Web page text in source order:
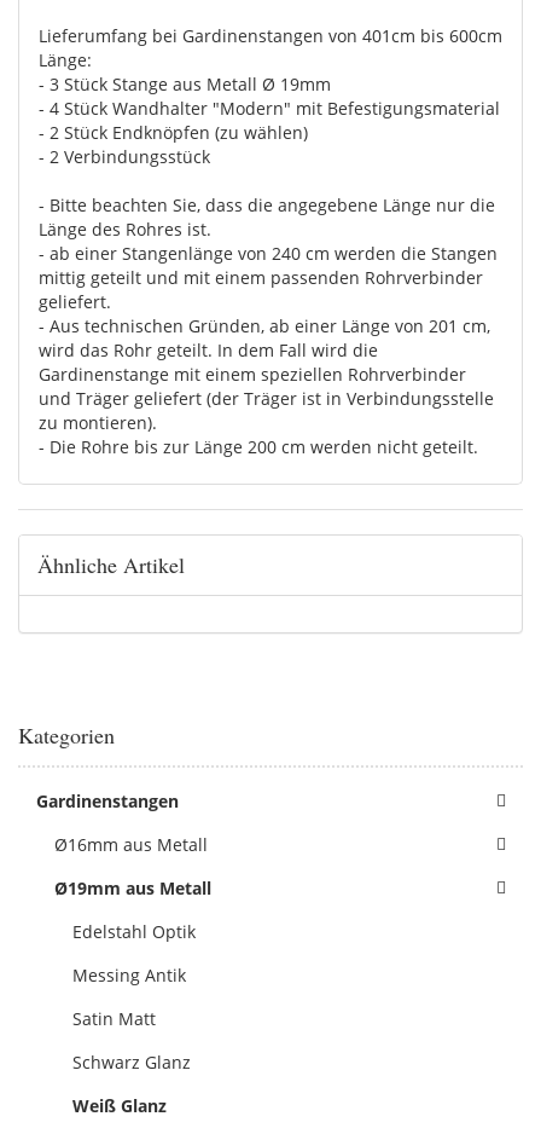
Lieferumfang bei Gardinenstangen von 401cm bis 600cm
Länge:
- 3 Stück Stange aus Metall Ø 19mm
- 4 Stück Wandhalter "Modern" mit Befestigungsmaterial
- 2 Stück Endknöpfen (zu wählen)
- 2 Verbindungsstück
- Bitte beachten Sie, dass die angegebene Länge nur die
Länge des Rohres ist.
- ab einer Stangenlänge von 240 cm werden die Stangen
mittig geteilt und mit einem passenden Rohrverbinder
geliefert.
- Aus technischen Gründen, ab einer Länge von 201 cm,
wird das Rohr geteilt. In dem Fall wird die
Gardinenstange mit einem speziellen Rohrverbinder
und Träger geliefert (der Träger ist in Verbindungsstelle
zu montieren).
- Die Rohre bis zur Länge 200 cm werden nicht geteilt.
Ähnliche Artikel
Kategorien
Gardinenstangen
Ø16mm aus Metall
Ø19mm aus Metall
Edelstahl Optik
Messing Antik
Satin Matt
Schwarz Glanz
Weiß Glanz